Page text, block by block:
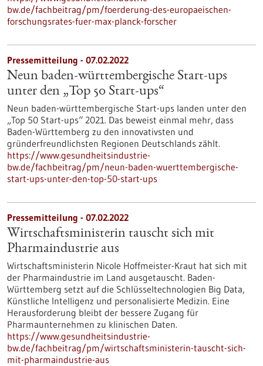
bw.de/fachbeitrag/pm/foerderung-des-europaeischen-
forschungsrates-fuer-max-planck-forscher
Pressemitteilung - 07.02.2022
Neun baden-württembergische Start-ups
unter den „Top 50 Start-ups“
Neun baden-württembergische Start-ups landen unter den
„Top 50 Start-ups“ 2021. Das beweist einmal mehr, dass
Baden-Württemberg zu den innovativsten und
gründerfreundlichsten Regionen Deutschlands zählt.
https://www.gesundheitsindustrie-
bw.de/fachbeitrag/pm/neun-baden-wuerttembergische-
start-ups-unter-den-top-50-start-ups
Pressemitteilung - 07.02.2022
Wirtschaftsministerin tauscht sich mit
Pharmaindustrie aus
Wirtschaftsministerin Nicole Hoffmeister-Kraut hat sich mit
der Pharmaindustrie im Land ausgetauscht. Baden-
Württemberg setzt auf die Schlüsseltechnologien Big Data,
Künstliche Intelligenz und personalisierte Medizin. Eine
Herausforderung bleibt der bessere Zugang für
Pharmaunternehmen zu klinischen Daten.
https://www.gesundheitsindustrie-
bw.de/fachbeitrag/pm/wirtschaftsministerin-tauscht-sich-
mit-pharmaindustrie-aus